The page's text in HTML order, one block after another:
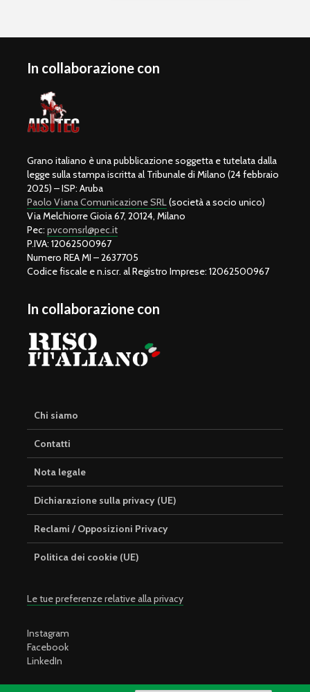
In collaborazione con
Grano italiano è una pubblicazione soggetta e tutelata dalla
legge sulla stampa iscritta al Tribunale di Milano (24 febbraio
2025) – ISP: Aruba
Paolo Viana Comunicazione SRL(società a socio unico)
Via Melchiorre Gioia 67, 20124, Milano
Pec: pvcomsrl@pec.it
P.IVA: 12062500967
Numero REA MI – 2637705
Codice fiscale e n.iscr. al Registro Imprese: 12062500967
In collaborazione con
Chi siamo
Contatti
Nota legale
Dichiarazione sulla privacy (UE)
Reclami / Opposizioni Privacy
Politica dei cookie (UE)
Le tue preferenze relative alla privacy
Instagram
Facebook
LinkedIn